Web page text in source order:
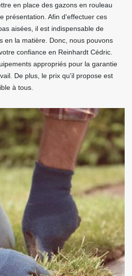
en place des gazons en rouleau
présentation. Afin d'effectuer ces
aisées, il est indispensable de
en la matière. Donc, nous pouvons
confiance en Reinhardt Cédric.
appropriés pour la garantie
De plus, le prix qu'il propose est
à tous.